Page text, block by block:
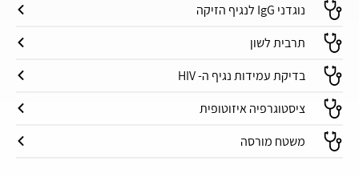
נוגדני IgG לנגיף הזיקה
תרבית לשון
בדיקת עמידות נגיף ה- HIV
ציסטוגרפיה איזוטופית
משטח מורסה